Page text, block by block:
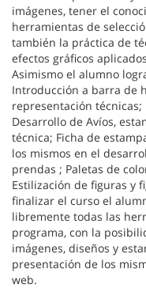
imágenes, tener el
herramientas de
también la práctica de
efectos gráficos
Asimismo el alumno
Introducción a barra de
representación
Desarrollo de Avíos,
técnica; Ficha de
los mismos en el
prendas ; Paletas de
Estilización de figuras y
finalizar el curso el
libremente todas las
programa, con la
imágenes, diseños y
presentación de los
web.